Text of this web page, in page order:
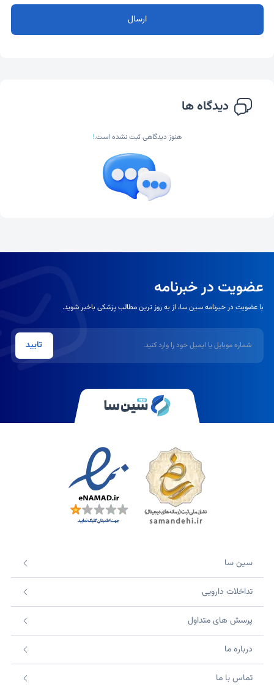
ارسال
دیدگاه ها
هنوز دیدگاهی ثبت نشده است.!
عضویت در خبرنامه
با عضویت در خبرنامه سین سا، از به روز ترین مطالب پزشکی باخبر شوید.
شماره موبایل یا ایمیل
تایید
سین سا
تداخلات دارویی
پرسش های متداول
درباره ما
تماس با ما